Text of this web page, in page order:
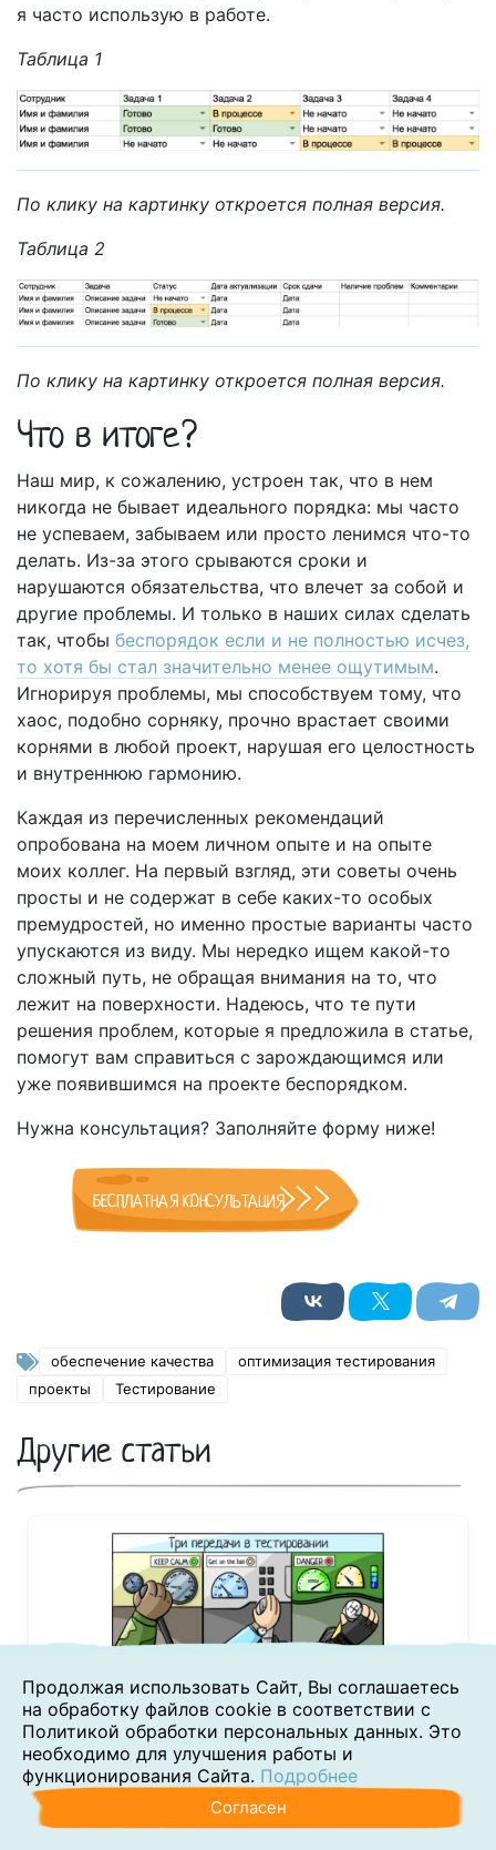
я часто использую в работе.
Таблица 1
По клику на картинку откроется полная версия.
Таблица 2
По клику на картинку откроется полная версия.
Что в итоге?
Наш мир, к сожалению, устроен так, что в нем
никогда не бывает идеального порядка: мы часто
не успеваем, забываем или просто ленимся что-то
делать. Из-за этого срываются сроки и
нарушаются обязательства, что влечет за собой и
другие проблемы. И только в наших силах сделать
так, чтобы беспорядок если и не полностью исчез,
то хотя бы стал значительно менее ощутимым.
Игнорируя проблемы, мы способствуем тому, что
хаос, подобно сорняку, прочно врастает своими
корнями в любой проект, нарушая его целостность
и внутреннюю гармонию.
Каждая из перечисленных рекомендаций
опробована на моем личном опыте и на опыте
моих коллег. На первый взгляд, эти советы очень
просты и не содержат в себе каких-то особых
премудростей, но именно простые варианты часто
упускаются из виду. Мы нередко ищем какой-то
сложный путь, не обращая внимания на то, что
лежит на поверхности. Надеюсь, что те пути
решения проблем, которые я предложила в статье,
помогут вам справиться с зарождающимся или
уже появившимся на проекте беспорядком.
Нужна консультация? Заполняйте форму ниже!
БЕСПЛАТНАЯ КОНСУЛЬТАЦИЯ
обеспечение качества
оптимизация тестирования
проекты
Тестирование
Другие статьи
27 марта, 2019
«Shifting Left» стратегия — Когда
целесообра…
Продолжая использовать Сайт, Вы соглашаетесь
на обработку файлов cookie в соответствии с
Политикой обработки персональных данных. Это
необходимо для улучшения работы и
функционирования Сайта. Подробнее
Согласен